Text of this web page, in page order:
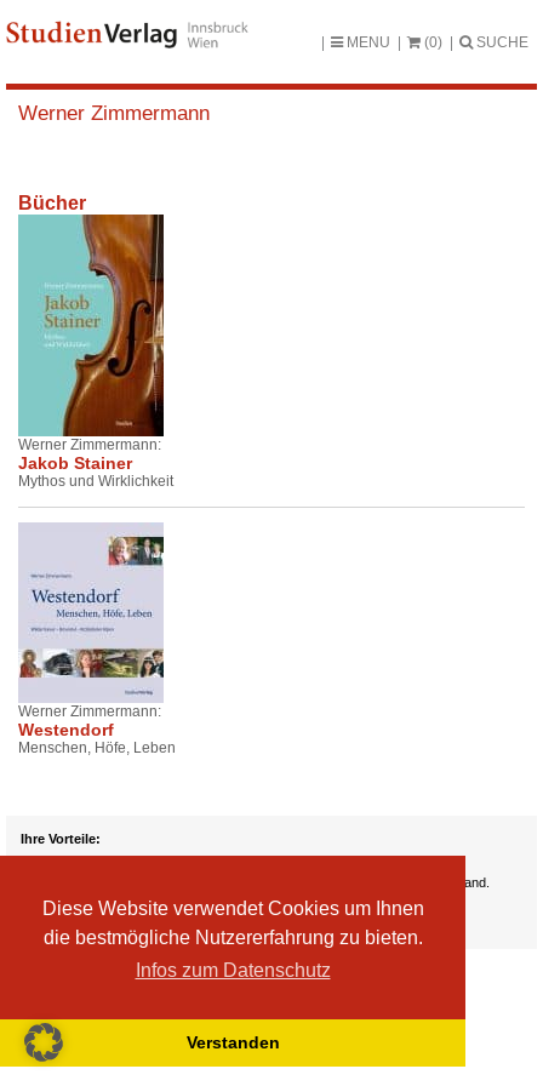
Diese Website verwendet Cookies um Ihnen
die bestmögliche Nutzererfahrung zu bieten.
Infos zum Datenschutz
Verstanden
MENU (0) SUCHE
Werner Zimmermann
Bücher
Werner Zimmermann:
Jakob Stainer
Mythos und Wirklichkeit
Werner Zimmermann:
Westendorf
Menschen, Höfe, Leben
Ihre Vorteile:
Versandkosten
Wir liefern kostenlos ab EUR 50,- Bestellwert nach Österreich und Deutschland.
Zahlungsarten